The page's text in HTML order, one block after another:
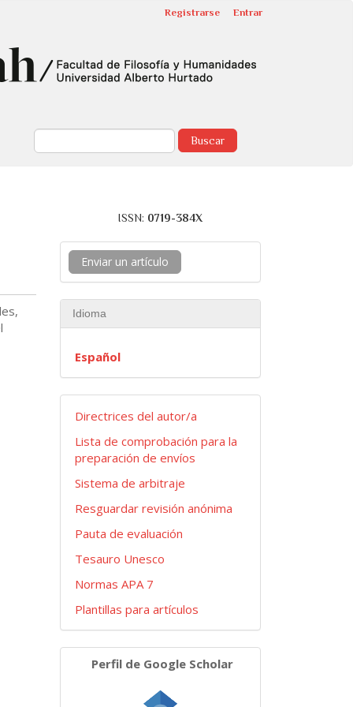
Registrarse Entrar
Buscar
ISSN: 0719-384X
Enviar un artículo
Idioma
Español
Directrices del autor/a
Lista de comprobación para la
preparación de envíos
Sistema de arbitraje
Resguardar revisión anónima
Pauta de evaluación
Tesauro Unesco
Normas APA 7
Plantillas para artículos
Navegar
Perfil de Google Scholar